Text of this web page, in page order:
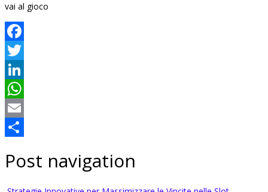
vai al gioco
Facebook
Twitter
LinkedIn
WhatsApp
Email
Post navigation